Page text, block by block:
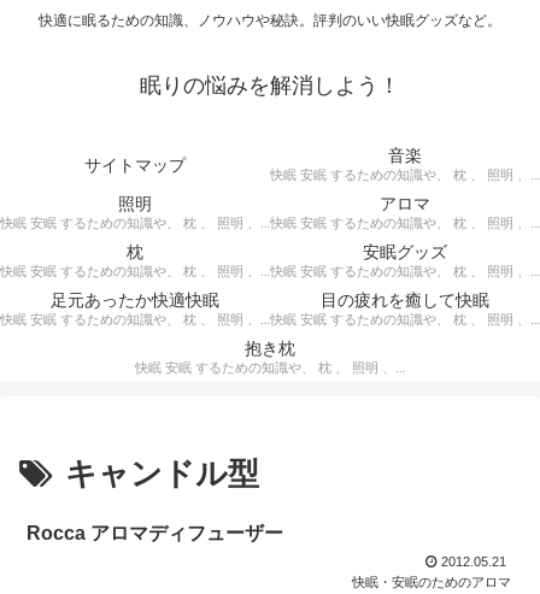
快適に眠るための知識、ノウハウや秘訣。評判のいい快眠グッズなど。
眠りの悩みを解消しよう！
サイトマップ 音楽
快眠 安眠 するための知識や、 枕 、 照明 、 アロマ など、おすすめの グッズ を紹介。 快眠 安眠 のための 音楽 CD の紹介です。 ヒーリングCD リラクゼーションCD インストゥルメンタルCD オルゴールCD ヘミシンクCD α波音楽 など。
照明
快眠 安眠 するための知識や、 枕 、 照明 、 アロマ など、おすすめの グッズ などを紹介。 快眠 安眠 のための 照明 フロアライト テーブルライト デスクライト スタンドライト など。
アロマ
快眠 安眠 するための知識や、 枕 、 照明 、 アロマ など、おすすめの グッズ などを紹介。 エッセンシャルオイル をはじめ、 アロマオイル を利用した アロマランプ 、 アロマディフューザー 、 アロマスプレー などの紹介です。
枕
快眠 安眠 するための知識や、 枕 、 照明 、 アロマ など、おすすめの グッズ などを紹介。 ぐっすり眠るために重要な枕選びのポイントや商品の紹介、 テンピュール 、 マニフレックス など。
安眠グッズ
快眠 安眠 するための知識や、 枕 、 照明 、 アロマ など、おすすめの グッズ などを紹介。 いろいろな 快眠 安眠 グッズ の紹介、足枕、うたた寝枕、目覚まし時計、入浴剤 など。
足元あったか快適快眠
快眠 安眠 するための知識や、 枕 、 照明 、 アロマ など、おすすめの グッズ などを紹介。 足元あったかで快適に眠るための 湯たんぽ あったか靴下 レッグウォーマー などの紹介です。
目の疲れを癒して快眠
快眠 安眠 するための知識や、 枕 、 照明 、 アロマ など、おすすめの グッズ などを紹介。 目の疲れを癒やす、 快眠、安眠 のための アイマスク アイピロー について。
抱き枕
快眠 安眠 するための知識や、 枕 、 照明 、 アロマ など、おすすめの グッズ などを紹介。 安心感を得る、リラックスして眠れるための 抱き枕 の紹介です。 妊婦さんや赤ちゃん、腰痛がある人におすすめ。
キャンドル型
Rocca アロマディフューザー
2012.05.21
快眠・安眠のためのアロマ